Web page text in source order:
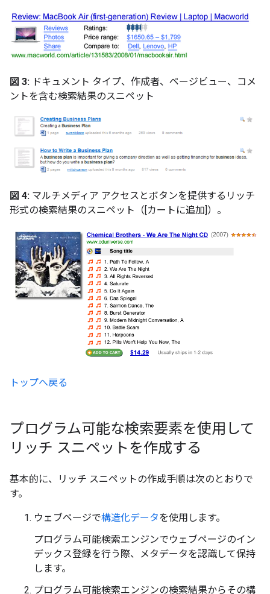
図 3: ドキュメント タイプ、作成者、ページビュー、コメ
ントを含む検索結果のスニペット
図 4: マルチメディア アクセスとボタンを提供するリッチ
形式の検索結果のスニペット（[カートに追加]）。
トップへ戻る
プログラム可能な検索要素を使用して
リッチ スニペットを作成する
基本的に、リッチ スニペットの作成手順は次のとおりで
す。
ウェブページで構造化データを使用します。
プログラム可能検索エンジンでウェブページのイン
デックス登録を行う際、メタデータを認識して保持
します。
プログラム可能検索エンジンの検索結果からその構